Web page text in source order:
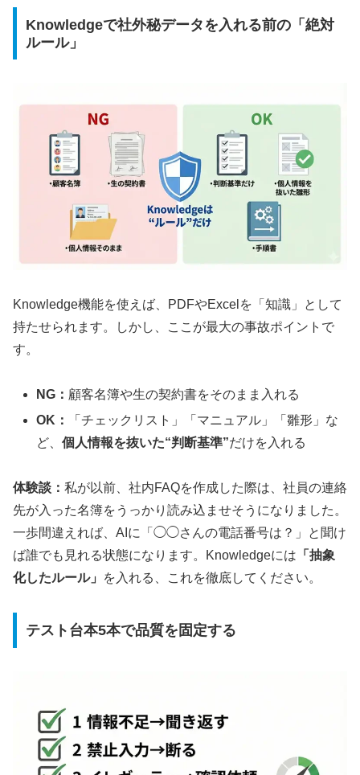
Knowledgeで社外秘データを入れる前の「絶対
ルール」
Knowledge機能を使えば、PDFやExcelを「知識」として
持たせられます。しかし、ここが最大の事故ポイントで
す。
NG： 顧客名簿や生の契約書をそのまま入れる
OK：
「チェックリスト」「マニュアル」「雛形」な
ど、個人情報を抜いた“判断基準”だけを入れる
体験談： 私が以前、社内FAQを作成した際は、社員の連絡
先が入った名簿をうっかり読み込ませそうになりました。
一歩間違えれば、AIに「◯◯さんの電話番号は？」と聞け
ば誰でも見れる状態になります。Knowledgeには 「抽象
化したルール」
を入れる、これを徹底してください。
テスト台本5本で品質を固定する